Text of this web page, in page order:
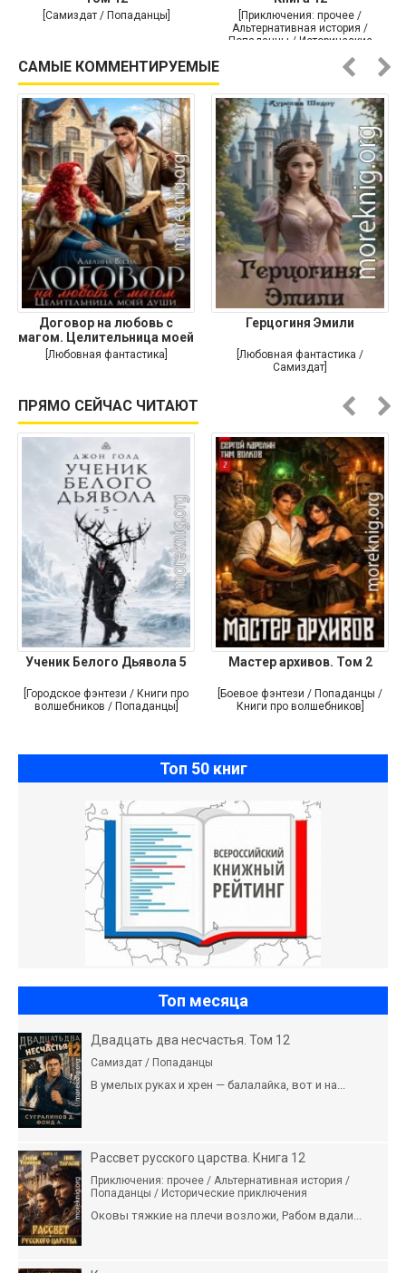
[Самиздат / Попаданцы]
[Приключения: прочее /
Альтернативная история /
Попаданцы / Исторические
САМЫЕ КОММЕНТИРУЕМЫЕ
Договор на любовь с
магом. Целительница моей
души
[Любовная фантастика]
Герцогиня Эмили
[Любовная фантастика /
Самиздат]
ПРЯМО СЕЙЧАС ЧИТАЮТ
Ученик Белого Дьявола 5
[Городское фэнтези / Книги про
волшебников / Попаданцы]
Мастер архивов. Том 2
[Боевое фэнтези / Попаданцы /
Книги про волшебников]
Топ 50 книг
Топ месяца
Двадцать два несчастья. Том 12
Самиздат / Попаданцы
В умелых руках и хрен — балалайка, вот и на...
Рассвет русского царства. Книга 12
Приключения: прочее / Альтернативная история /
Попаданцы / Исторические приключения
Оковы тяжкие на плечи возложи, Рабом вдали...